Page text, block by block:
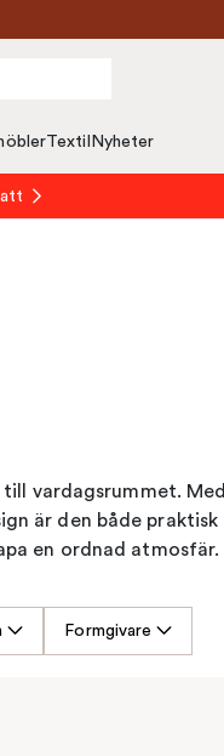
Textil Nyheter
vardagsrummet. Med
är den både praktisk
en ordnad atmosfär.
Formgivare